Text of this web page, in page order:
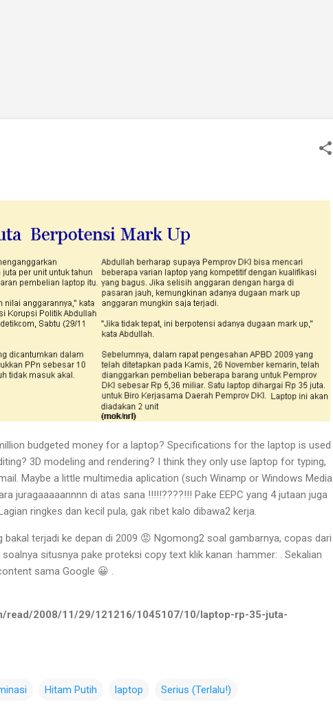
budgeted money for a laptop? Specifications for the laptop is used
3D modeling and rendering? I think they only use laptop for typing,
Maybe a little multimedia aplication (such Winamp or Windows Media
juragaaaaannnn di atas sana !!!!!????!!! Pake EEPC yang 4 jutaan juga
ringkes dan kecil pula, gak ribet kalo dibawa2 kerja.
bakal terjadi ke depan di 2009 😡 Ngomong2 soal gambarnya, copas dari
situsnya pake proteksi copy text klik kanan :hammer: . Sekalian
sama Google 😀 .
read/2008/11/29/121216/1045107/10/laptop-rp-35-juta-
Hitam Putih laptop Serius (Terlalu!)